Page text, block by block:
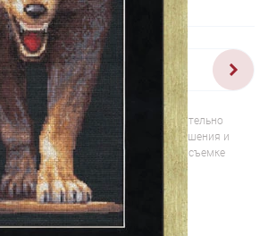
товара могут незначительно
продукции, взависимости от разрешения и
а также условий освещения при съемке
Волчица